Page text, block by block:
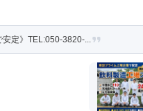
安定》TEL:050-3820-...